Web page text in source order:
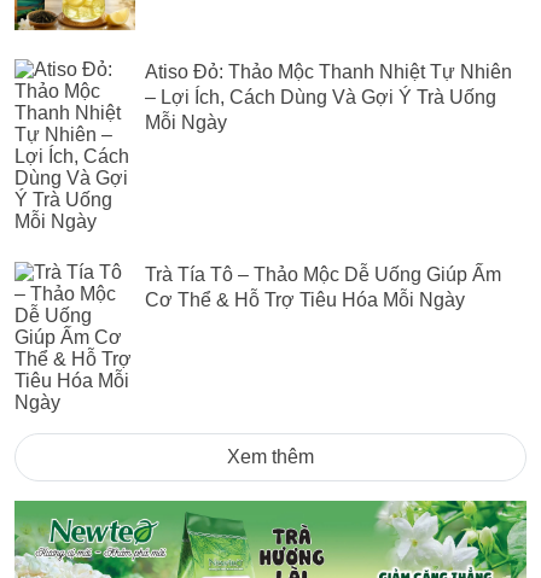
Atiso Đỏ: Thảo Mộc Thanh Nhiệt Tự Nhiên
– Lợi Ích, Cách Dùng Và Gợi Ý Trà Uống
Mỗi Ngày
Trà Tía Tô – Thảo Mộc Dễ Uống Giúp Ấm
Cơ Thể & Hỗ Trợ Tiêu Hóa Mỗi Ngày
Xem thêm